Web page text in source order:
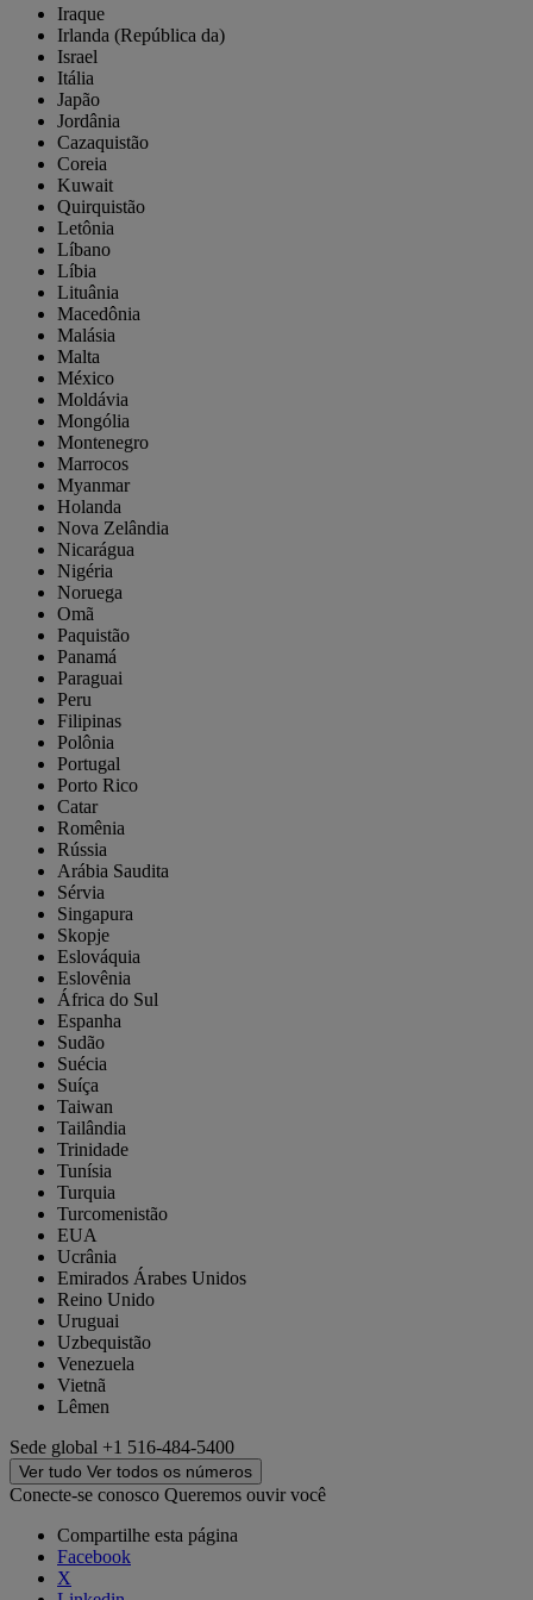
Iraque
Irlanda (República da)
Israel
Itália
Japão
Jordânia
Cazaquistão
Coreia
Kuwait
Quirquistão
Letônia
Líbano
Líbia
Lituânia
Macedônia
Malásia
Malta
México
Moldávia
Mongólia
Montenegro
Marrocos
Myanmar
Holanda
Nova Zelândia
Nicarágua
Nigéria
Noruega
Omã
Paquistão
Panamá
Paraguai
Peru
Filipinas
Polônia
Portugal
Porto Rico
Catar
Romênia
Rússia
Arábia Saudita
Sérvia
Singapura
Skopje
Eslováquia
Eslovênia
África do Sul
Espanha
Sudão
Suécia
Suíça
Taiwan
Tailândia
Trinidade
Tunísia
Turquia
Turcomenistão
EUA
Ucrânia
Emirados Árabes Unidos
Reino Unido
Uruguai
Uzbequistão
Venezuela
Vietnã
Lêmen
Sede global +1 516-484-5400
Ver tudo Ver todos os números
Conecte-se conosco Queremos ouvir você
Compartilhe esta página
Facebook
X